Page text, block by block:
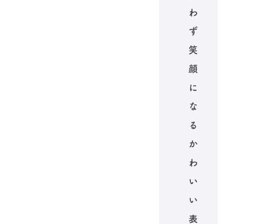
わ
ず
笑
顔
に
な
る
か
わ
い
い
表